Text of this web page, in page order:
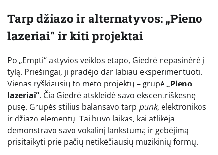
Tarp džiazo ir alternatyvos: „Pieno
lazeriai“ ir kiti projektai
Po „Empti“ aktyvios veiklos etapo, Giedrė nepasinėrė į
tylą. Priešingai, ji pradėjo dar labiau eksperimentuoti.
Vienas ryškiausių to meto projektų – grupė „Pieno
lazeriai“. Čia Giedrė atskleidė savo ekscentriškesnę
pusę. Grupės stilius balansavo tarp punk, elektronikos
ir džiazo elementų. Tai buvo laikas, kai atlikėja
demonstravo savo vokalinį lankstumą ir gebėjimą
prisitaikyti prie pačių netikėčiausių muzikinių formų.